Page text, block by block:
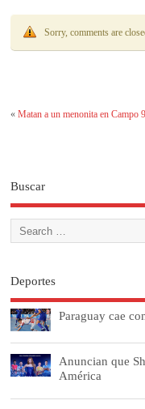
Sorry, comments are
«Matan a un menonita en Campo 9
Buscar
Deportes
Paraguay cae
Anuncian que
América